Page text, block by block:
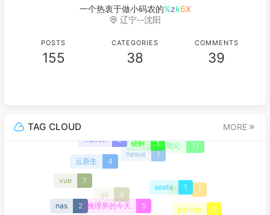
一个热衷于做小码Vt)UT
辽宁--沈阳
POSTS
155
CATEGORIES
38
COMMENTS
39
TAG CLOUD MORE
nas 2
vue
7
git
4
推理界的今天 5
云原生 4
maven
2
nexus
1
PHP 1
python 9
seata 1
破解 1
学习笔记 11